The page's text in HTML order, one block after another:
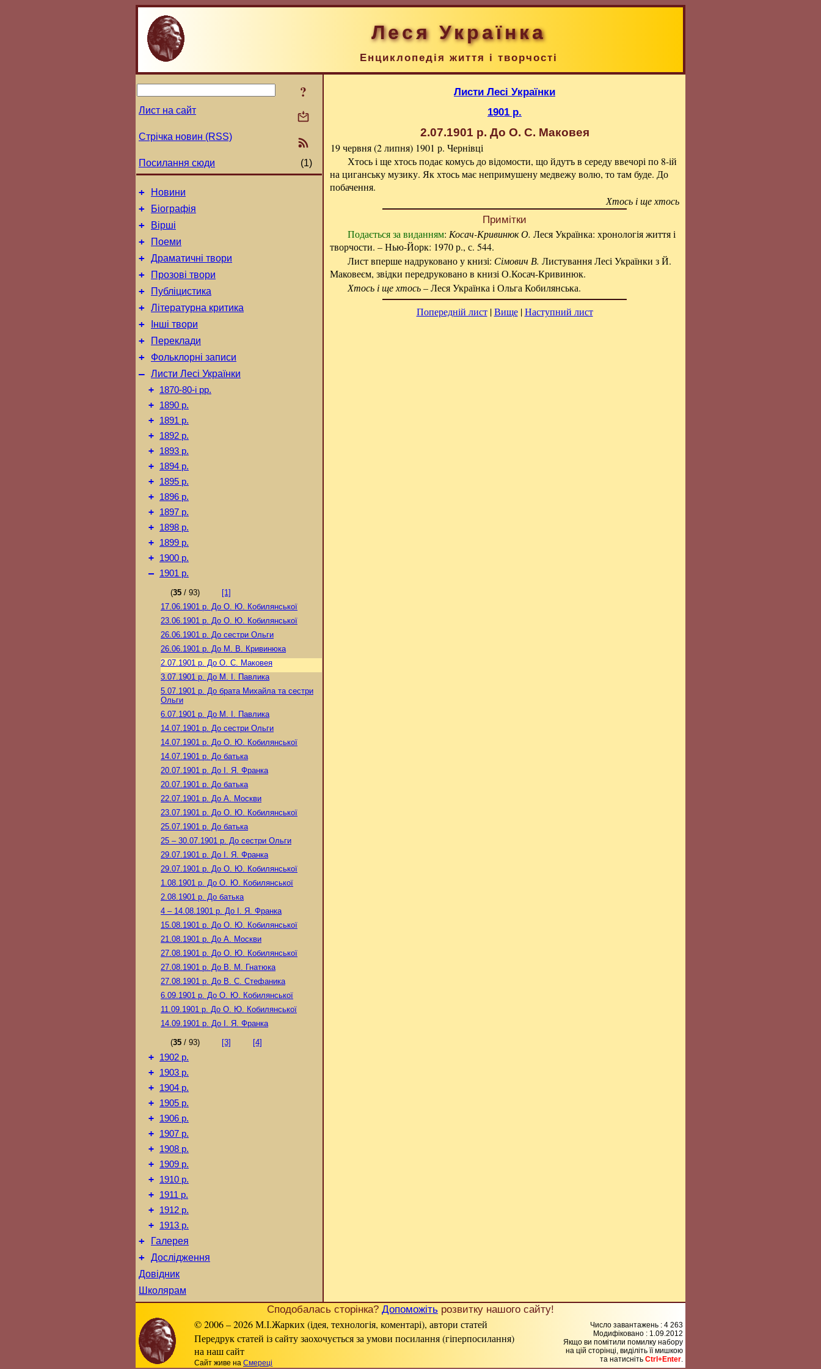
Леся Українка
Енциклопедія життя і творчості
?
Лист на сайт
Стрічка новин (RSS)
Посилання сюди (1)
+ Новини
+ Біографія
+ Вірші
+ Поеми
+ Драматичні твори
+ Прозові твори
+ Публіцистика
+ Літературна критика
+ Інші твори
+ Переклади
+ Фольклорні записи
– Листи Лесі Українки
+
1870-80-і рр.
+ 1890 р.
+ 1891 р.
+ 1892 р.
+ 1893 р.
+ 1894 р.
+ 1895 р.
+ 1896 р.
+ 1897 р.
+ 1898 р.
+ 1899 р.
+ 1900 р.
– 1901 р.
(35 / 93)
[1]
17.06.1901 р. До О. Ю. Кобилянської
23.06.1901 р. До О. Ю. Кобилянської
26.06.1901 р. До сестри Ольги
26.06.1901 р. До М. В. Кривинюка
2.07.1901 р. До О. С. Маковея
3.07.1901 р. До М. I. Павлика
5.07.1901 р. До брата Михайла та сестри
Ольги
6.07.1901 р. До М. I. Павлика
14.07.1901 р. До сестри Ольги
14.07.1901 р. До О. Ю. Кобилянської
14.07.1901 р. До батька
20.07.1901 р. До І. Я. Франка
20.07.1901 р. До батька
22.07.1901 р. До А. Москви
23.07.1901 р. До О. Ю. Кобилянської
25.07.1901 р. До батька
25 – 30.07.1901 р. До сестри Ольги
29.07.1901 р. До І. Я. Франка
29.07.1901 р. До О. Ю. Кобилянської
1.08.1901 р. До О. Ю. Кобилянської
2.08.1901 р. До батька
4 – 14.08.1901 р. До І. Я. Франка
15.08.1901 р. До О. Ю. Кобилянської
21.08.1901 р. До А. Москви
27.08.1901 р. До О. Ю. Кобилянської
27.08.1901 р. До В. М. Гнатюка
27.08.1901 р. До В. С. Стефаника
6.09.1901 р. До О. Ю. Кобилянської
11.09.1901 р. До О. Ю. Кобилянської
14.09.1901 р. До І. Я. Франка
(35 / 93) [3] [4]
+ 1902 р.
+ 1903 р.
+ 1904 р.
+ 1905 р.
+ 1906 р.
+ 1907 р.
+ 1908 р.
+ 1909 р.
+ 1910 р.
+ 1911 р.
+ 1912 р.
+ 1913 р.
+ Галерея
+ Дослідження
Довідник
Школярам
Листи Лесі Українки
1901 р.
2.07.1901 р. До О. С. Маковея
19 червня (2 липня) 1901 р. Чернівці
Хтось і ще хтось подає комусь до відомости, що йдутъ в середу ввечорі по 8-ій
на циганську музику. Як хтось має непримушену медвежу волю, то там буде. До
побачення.
Хтось і ще хтось
Примітки
Подається за виданням: Косач-Кривинюк О. Леся Українка: хронологія життя і
творчости. – Нью-Йорк: 1970 р., с. 544.
Лист вперше надруковано у книзі: Сімович В. Листування Лесі Українки з Й.
Маковеєм, звідки передруковано в книзі О.Косач-Кривинюк.
Хтось і ще хтось– Леся Українка і Ольга Кобилянська.
Попередній лист|Вище|Наступний лист
Сподобалась сторінка? Допоможіть розвитку нашого сайту!
© 2006 – 2026 М.І.Жарких (ідея, технологія, коментарі), автори статей
Передрук статей із сайту заохочується за умови посилання (гіперпосилання)
на наш сайт
Сайт живе на Смереці
Число завантажень : 4 263
Модифіковано : 1.09.2012
Якщо ви помітили помилку набору
на цiй сторiнцi, видiлiть її мишкою
та натисніть Ctrl+Enter.